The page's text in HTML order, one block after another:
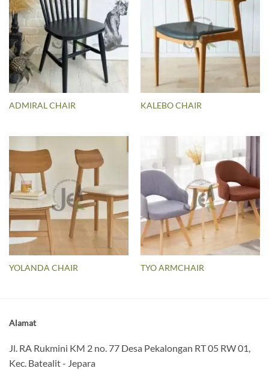
ADMIRAL CHAIR KALEBO CHAIR
YOLANDA CHAIR TYO ARMCHAIR
Alamat
Jl. RA Rukmini KM 2 no. 77 Desa Pekalongan RT 05 RW 01,
Kec. Batealit - Jepara